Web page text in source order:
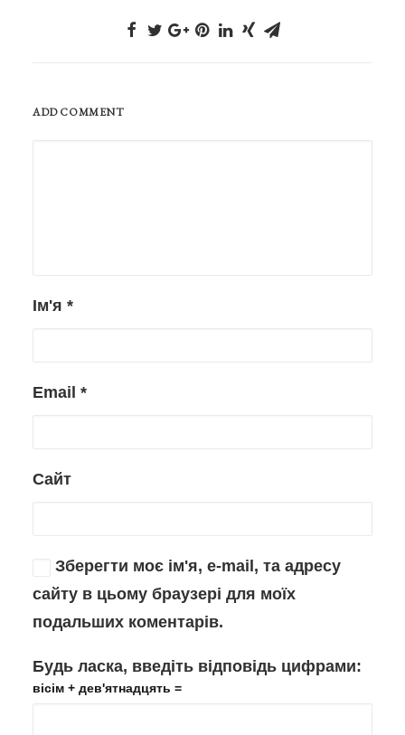
ADD COMMENT
Ім'я *
Email *
Сайт
Зберегти моє ім'я, e-mail, та адресу
сайту в цьому браузері для моїх
подальших коментарів.
Будь ласка, введіть відповідь цифрами:
вісім + дев'ятнадцять =